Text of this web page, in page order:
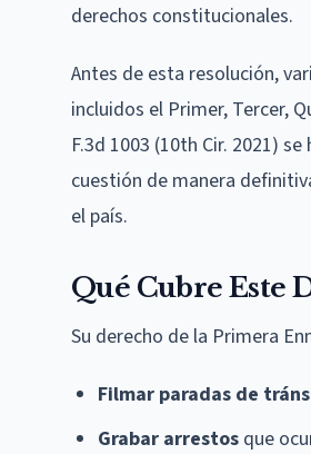
derechos constitucionales.
Antes de esta resolución,
incluidos el Primer, Tercer,
F.3d 1003 (10th Cir. 2021)
cuestión de manera
el país.
Qué Cubre Este
Su derecho de la Primera
Filmar paradas de
Grabar arrestos que